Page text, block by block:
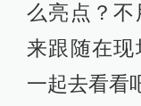
么亮点？
来跟随在现
一起去看看